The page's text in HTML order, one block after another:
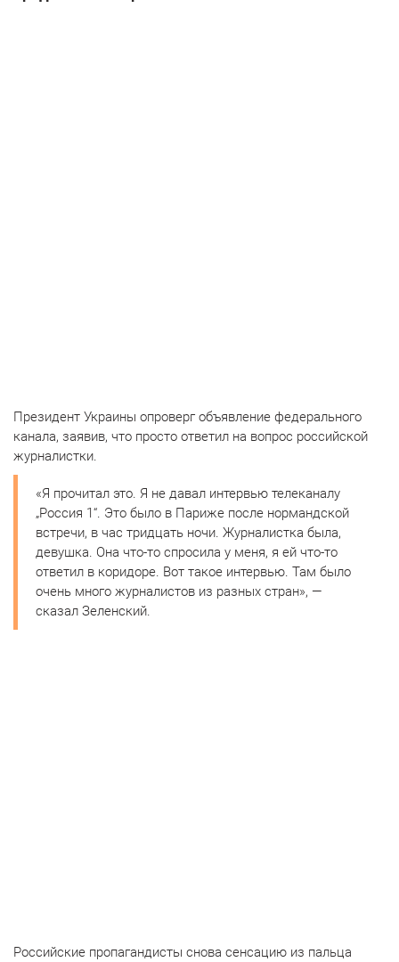
Президент Украины опроверг объявление федерального
канала, заявив, что просто ответил на вопрос российской
журналистки.
«Я прочитал это. Я не давал интервью телеканалу
„Россия 1“. Это было в Париже после нормандской
встречи, в час тридцать ночи. Журналистка была,
девушка. Она что-то спросила у меня, я ей что-то
ответил в коридоре. Вот такое интервью. Там было
очень много журналистов из разных стран», —
сказал Зеленский.
Российские пропагандисты снова сенсацию из пальца